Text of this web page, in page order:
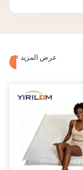
عرض المزيد >
>